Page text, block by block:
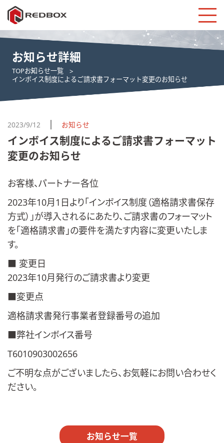
お知らせ詳細
TOPお知らせ一覧
インボイス制度によるご請求書フォーマット変更のお知らせ
2023/9/12 お知らせ
インボイス制度によるご請求書フォーマット
変更のお知らせ
お客様、パートナー各位
2023年10月1日より「インボイス制度（適格請求書保存
方式）」が導入されるにあたり、ご請求書のフォーマット
を「適格請求書」の要件を満たす内容に変更いたしま
す。
■ 変更日
2023年10月発行のご請求書より変更
■変更点
適格請求書発行事業者登録番号の追加
■弊社インボイス番号
T6010903002656
ご不明な点がございましたら、お気軽にお問い合わせく
ださい。
お知らせ一覧